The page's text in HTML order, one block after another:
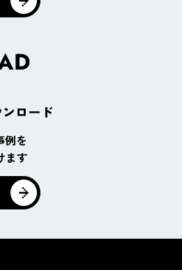
ロード
例を
ます